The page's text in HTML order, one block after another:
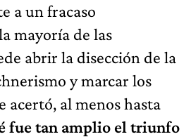
a un fracaso
mayoría de las
abrir la disección de la
y marcar los
acertó, al menos hasta
fue tan amplio el triunfo